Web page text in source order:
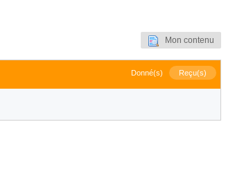
Mon contenu
Donné(s) Reçu(s)